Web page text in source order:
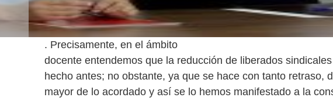
. Precisamente, en el ámbito
docente entendemos que la reducción de liberados
hecho antes; no obstante, ya que se hace con tanto retraso,
mayor de lo acordado y así se lo hemos manifestado a la